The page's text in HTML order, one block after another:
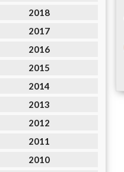
2018
2017
2016
2015
2014
2013
2012
2011
2010